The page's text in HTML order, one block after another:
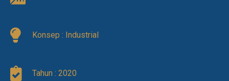
Konsep : Industrial
Tahun : 2020